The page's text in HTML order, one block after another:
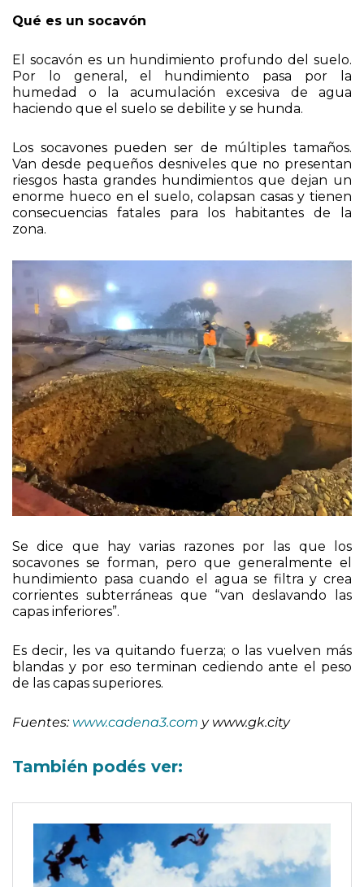
Qué es un socavón
El socavón es un hundimiento profundo del suelo.
Por lo general, el hundimiento pasa por la
humedad o la acumulación excesiva de agua
haciendo que el suelo se debilite y se hunda.
Los socavones pueden ser de múltiples tamaños.
Van desde pequeños desniveles que no presentan
riesgos hasta grandes hundimientos que dejan un
enorme hueco en el suelo, colapsan casas y tienen
consecuencias fatales para los habitantes de la
zona.
Se dice que hay varias razones por las que los
socavones se forman, pero que generalmente el
hundimiento pasa cuando el agua se filtra y crea
corrientes subterráneas que “van deslavando las
capas inferiores”.
Es decir, les va quitando fuerza; o las vuelven más
blandas y por eso terminan cediendo ante el peso
de las capas superiores.
Fuentes: www.cadena3.com y www.gk.city
También podés ver: